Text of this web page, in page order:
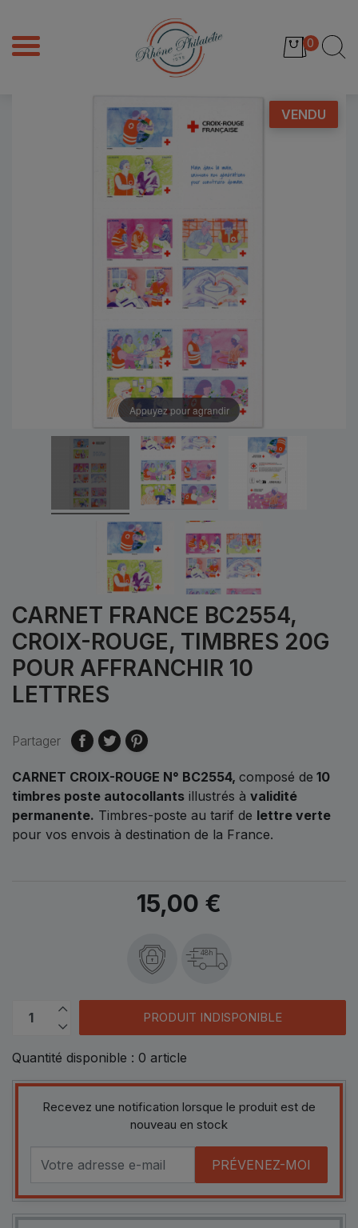
0
VENDU
Appuyez pour agrandir
CARNET FRANCE BC2554,
CROIX-ROUGE, TIMBRES 20G
POUR AFFRANCHIR 10
LETTRES
Partager
CARNET CROIX-ROUGE N° BC2554, composé de 10
timbres poste autocollants illustrés à validité
permanente. Timbres-poste au tarif de lettre verte
pour vos envois à destination de la France.
15,00 €
48h
PRODUIT INDISPONIBLE
Quantité disponible : 0 article
Recevez une notification lorsque le produit est de
nouveau en stock
PRÉVENEZ-MOI